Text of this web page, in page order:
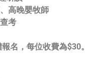
高晚嬰牧師
考
名，每位收費為$30。